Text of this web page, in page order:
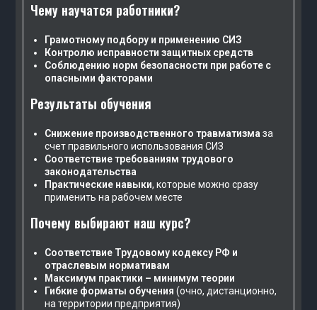
Чему научатся работники?
Грамотному подбору и применению СИЗ
Контролю исправности защитных средств
Соблюдению норм безопасности при работе с
опасными факторами
Результаты обучения
Снижение производственного травматизма за
счет правильного использования СИЗ
Соответствие требованиям трудового
законодательства
Практические навыки, которые можно сразу
применить на рабочем месте
Почему выбирают наш курс?
Соответствие Трудовому кодексу РФ и
отраслевым нормативам
Максимум практики – минимум теории
Гибкие форматы обучения (очно, дистанционно,
на территории предприятия)